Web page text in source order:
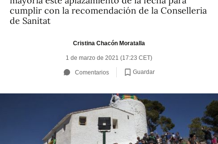
cumplir con la recomendación de la Conselleria
de Sanitat
Cristina Chacón Moratalla
1 de marzo de 2021 (17:23 CET)
Comentarios Guardar